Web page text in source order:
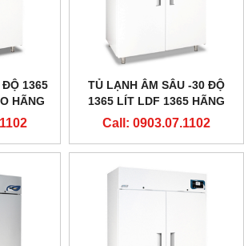
ĐỘ 1365
HÃNG
TỦ LẠNH ÂM SÂU -30 ĐỘ
1365 LÍT LDF 1365 HÃNG
EVERMED - Ý
Call: 0903.07.1102